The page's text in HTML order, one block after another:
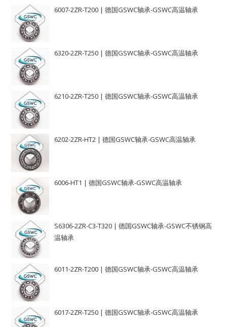
6007-2ZR-T200 | 德国GSWC轴承-GSWC高温轴承
6320-2ZR-T250 | 德国GSWC轴承-GSWC高温轴承
6210-2ZR-T250 | 德国GSWC轴承-GSWC高温轴承
6202-2ZR-HT2 | 德国GSWC轴承-GSWC高温轴承
6006-HT1 | 德国GSWC轴承-GSWC高温轴承
S6306-2ZR-C3-T320 | 德国GSWC轴承-GSWC不锈钢高
温轴承
6011-2ZR-T200 | 德国GSWC轴承-GSWC高温轴承
6017-2ZR-T250 | 德国GSWC轴承-GSWC高温轴承